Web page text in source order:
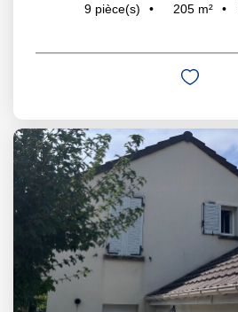
9 pièce(s) 205 m²